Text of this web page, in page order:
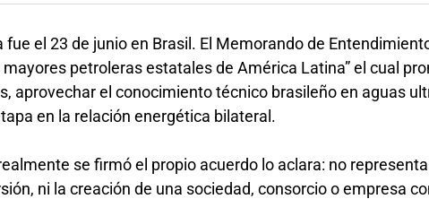
fue el 23 de junio en Brasil. El Memorando de
mayores petroleras estatales de América Latina” el cual
aprovechar el conocimiento técnico brasileño en aguas
en la relación energética bilateral.
se firmó el propio acuerdo lo aclara: no
ni la creación de una sociedad, consorcio o empresa